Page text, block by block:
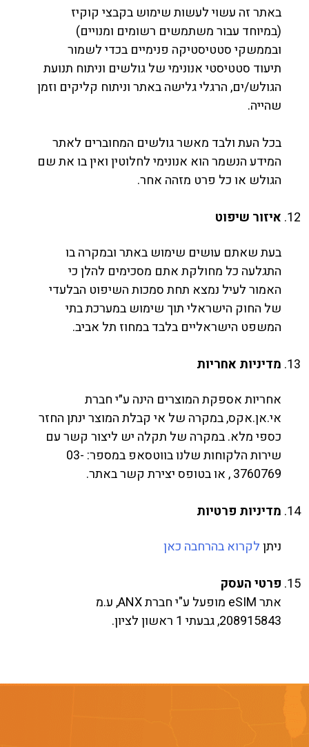
באתר זה עשוי לעשות שימוש בקבצי קוקיז
(במיוחד עבור משתמשים רשומים ומנויים)
ובממשקי סטטיסטיקה פנימיים בכדי לשמור
תיעוד סטטיסטי אנונימי של גולשים וניתוח תנועת
הגולש/ים, הרגלי גלישה באתר וניתוח קליקים וזמן
שהייה.
בכל העת ולבד מאשר גולשים המחוברים לאתר
המידע הנשמר הוא אנונימי לחלוטין ואין בו את שם
הגולש או כל פרט מזהה אחר.
איזור שיפוט
בעת שאתם עושים שימוש באתר ובמקרה בו
התגלעה כל מחולקת אתם מסכימים להלן כי
האמור לעיל נמצא תחת סמכות השיפוט הבלעדי
של החוק הישראלי תוך שימוש במערכת בתי
המשפט הישראליים בלבד במחוז תל אביב.
מדיניות אחריות
אחריות אספקת המוצרים הינה ע״י חברת
אי.אן.אקס, במקרה של אי קבלת המוצר ינתן החזר
כספי מלא. במקרה של תקלה יש ליצור קשר עם
שירות הלקוחות שלנו בווטסאפ במספר: 03-
3760769 , או בטופס יצירת קשר באתר.
מדיניות פרטיות
ניתןלקרוא בהרחבה כאן
פרטי העסק
אתר eSIM מופעל ע"י חברת ANX, ע.מ
208915843, גבעתי 1 ראשון לציון.